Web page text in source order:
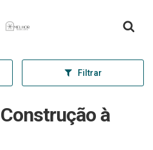
Página inicial
Filtrar
à